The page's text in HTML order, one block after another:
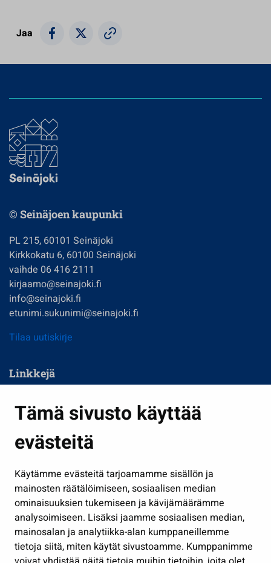
Tämä sivusto käyttää
evästeitä
Käytämme evästeitä tarjoamamme sisällön ja
mainosten räätälöimiseen, sosiaalisen median
ominaisuuksien tukemiseen ja kävijämäärämme
analysoimiseen. Lisäksi jaamme sosiaalisen median,
mainosalan ja analytiikka-alan kumppaneillemme
tietoja siitä, miten käytät sivustoamme. Kumppanimme
Jaa
© Seinäjoen kaupunki
PL 215, 60101 Seinäjoki
Kirkkokatu 6, 60100 Seinäjoki
vaihde 06 416 2111
kirjaamo@seinajoki.fi
info@seinajoki.fi
etunimi.sukunimi@seinajoki.fi
Tilaa uutiskirje
Linkkejä
Kasvatus ja opetus
Kulttuuri ja liikunta
Työ ja yrittäminen
Osallistu ja asioi
Näytä omat evästeasetukseni
Seuraa meitä